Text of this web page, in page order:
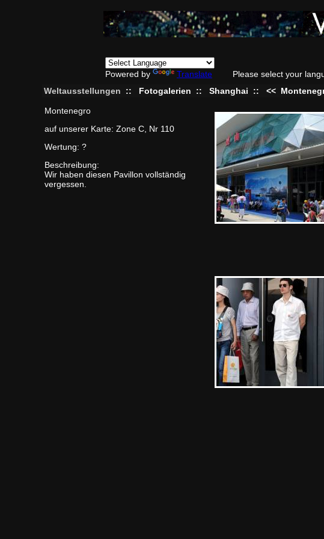
Powered by Translate Please select your
Weltausstellungen :: Fotogalerien :: Shanghai :: <<
Montenegro
auf unserer Karte: Zone C, Nr 110
Wertung: ?
Beschreibung:
Wir haben diesen Pavillon vollständig
vergessen.